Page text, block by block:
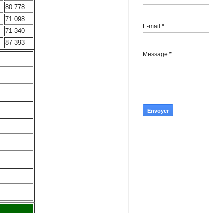
80 778
71 098
71 340
87 393
E-mail *
Message *